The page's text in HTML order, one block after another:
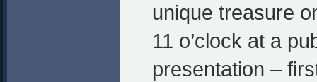
unique treasure
11 o’clock at a
presentation –